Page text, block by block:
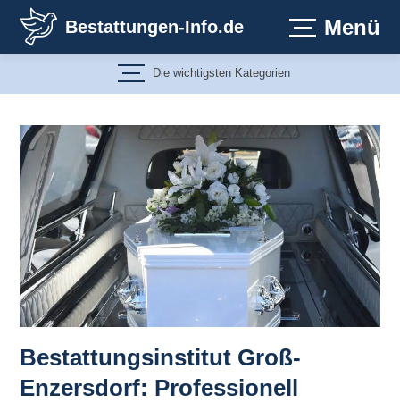
Inhalt
springen
Bestattungen-Info.de Menü
Die wichtigsten Kategorien
Bestattungsinstitut Groß-
Enzersdorf: Professionell